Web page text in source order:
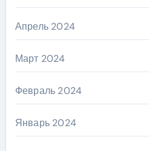
Апрель 2024
Март 2024
Февраль 2024
Январь 2024